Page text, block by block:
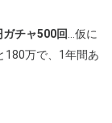
チャ500回
…仮に
180万で、1年間あ